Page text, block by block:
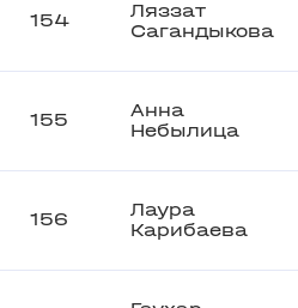
154
Ляззат
Сагандыкова
155
Анна
Небылица
156
Лаура
Карибаева